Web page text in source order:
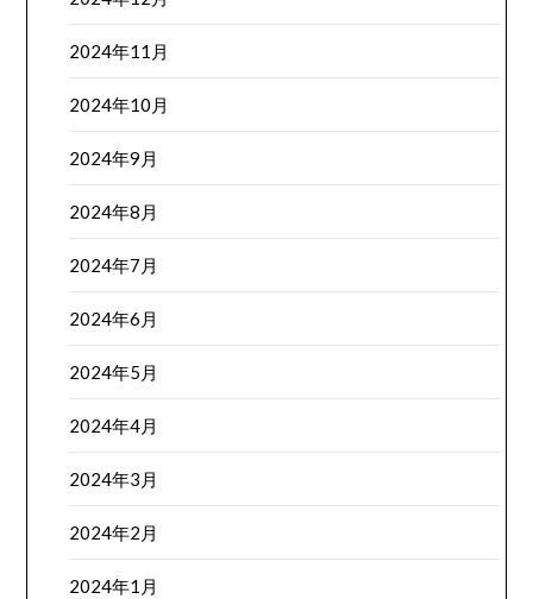
2024年11月
2024年10月
2024年9月
2024年8月
2024年7月
2024年6月
2024年5月
2024年4月
2024年3月
2024年2月
2024年1月